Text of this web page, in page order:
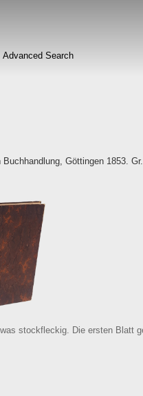
Advanced Search
Göttingen 1853.
stockfleckig. Die ersten Blatt